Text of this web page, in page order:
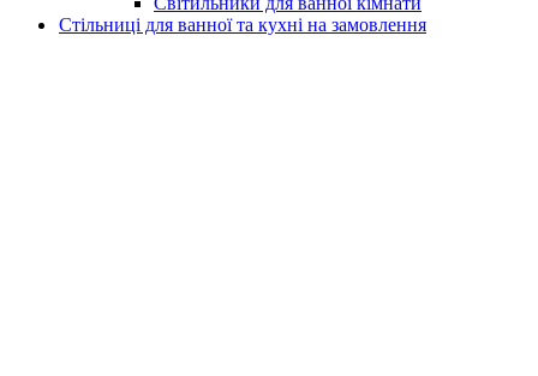
Стільниці для ванної та кухні на замовлення